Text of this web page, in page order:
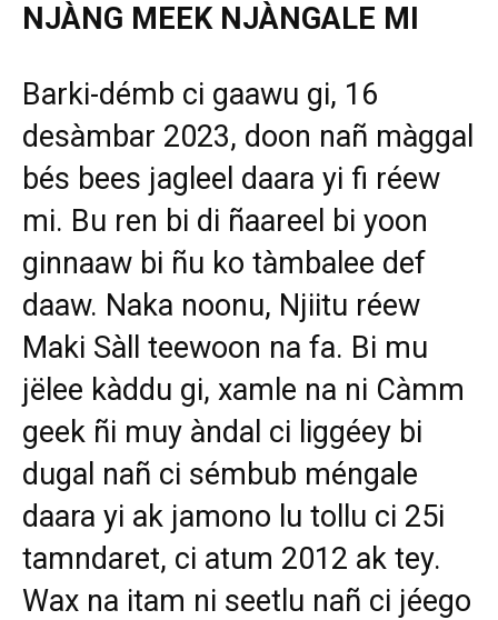
NJÀNG MEEK NJÀNGALE MI
Barki-démb ci gaawu gi, 16
desàmbar 2023, doon nañ màggal
bés bees jagleel daara yi fi réew
mi. Bu ren bi di ñaareel bi yoon
ginnaaw bi ñu ko tàmbalee def
daaw. Naka noonu, Njiitu réew
Maki Sàll teewoon na fa. Bi mu
jëlee kàddu gi, xamle na ni Càmm
geek ñi muy àndal ci liggéey bi
dugal nañ ci sémbub méngale
daara yi ak jamono lu tollu ci 25i
tamndaret, ci atum 2012 ak tey.
Wax na itam ni seetlu nañ ci jéego